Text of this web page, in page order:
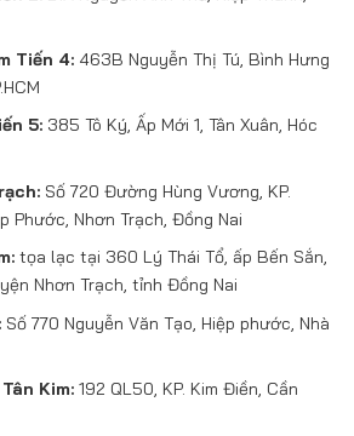
Tiến 4: 463B Nguyễn Thị Tú, Bình Hưng
5: 385 Tô Ký, Ấp Mới 1, Tân Xuân, Hóc
Số 720 Đường Hùng Vương, KP.
Phước, Nhơn Trạch, Đồng Nai
tọa lạc tại 360 Lý Thái Tổ, ấp Bến Sắn,
Nhơn Trạch, tỉnh Đồng Nai
Số 770 Nguyễn Văn Tạo, Hiệp phước, Nhà
Kim: 192 QL50, KP. Kim Điền, Cần